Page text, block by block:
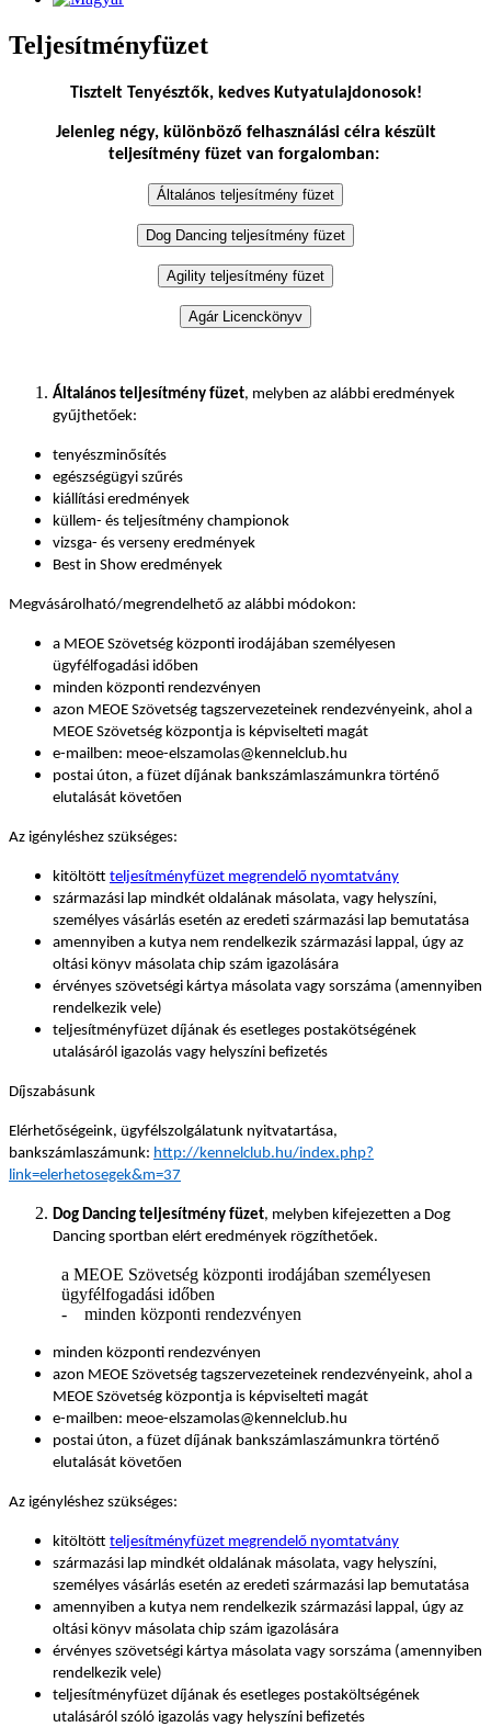
Teljesítményfüzet
Tisztelt Tenyésztők, kedves Kutyatulajdonosok!
Jelenleg négy, különböző felhasználási célra készült
teljesítmény füzet van forgalomban:
Általános teljesítmény füzet, melyben az alábbi eredmények
gyűjthetőek:
tenyészminősítés
egészségügyi szűrés
kiállítási eredmények
küllem- és teljesítmény championok
vizsga- és verseny eredmények
Best in Show eredmények
Megvásárolható/megrendelhető az alábbi módokon:
a MEOE Szövetség központi irodájában személyesen
ügyfélfogadási időben
minden központi rendezvényen
azon MEOE Szövetség tagszervezeteinek rendezvényeink, ahol a
MEOE Szövetség központja is képviselteti magát
e-mailben: meoe-elszamolas@kennelclub.hu
postai úton, a füzet díjának bankszámlaszámunkra történő
elutalását követően
Az igényléshez szükséges:
kitöltött teljesítményfüzet megrendelő nyomtatvány
származási lap mindkét oldalának másolata, vagy helyszíni,
személyes vásárlás esetén az eredeti származási lap bemutatása
amennyiben a kutya nem rendelkezik származási lappal, úgy az
oltási könyv másolata chip szám igazolására
érvényes szövetségi kártya másolata vagy sorszáma (amennyiben
rendelkezik vele)
teljesítményfüzet díjának és esetleges postakötségének
utalásáról igazolás vagy helyszíni befizetés
Díjszabásunk
Elérhetőségeink, ügyfélszolgálatunk nyitvatartása,
bankszámlaszámunk: http://kennelclub.hu/index.php?
link=elerhetosegek&m=37
Dog Dancing teljesítmény füzet, melyben kifejezetten a Dog
Dancing sportban elért eredmények rögzíthetőek.
a MEOE Szövetség központi irodájában személyesen
ügyfélfogadási időben
- minden központi rendezvényen
minden központi rendezvényen
azon MEOE Szövetség tagszervezeteinek rendezvényeink, ahol a
MEOE Szövetség központja is képviselteti magát
e-mailben: meoe-elszamolas@kennelclub.hu
postai úton, a füzet díjának bankszámlaszámunkra történő
elutalását követően
Az igényléshez szükséges:
kitöltött teljesítményfüzet megrendelő nyomtatvány
származási lap mindkét oldalának másolata, vagy helyszíni,
személyes vásárlás esetén az eredeti származási lap bemutatása
amennyiben a kutya nem rendelkezik származási lappal, úgy az
oltási könyv másolata chip szám igazolására
érvényes szövetségi kártya másolata vagy sorszáma (amennyiben
rendelkezik vele)
teljesítményfüzet díjának és esetleges postaköltségének
utalásáról szóló igazolás vagy helyszíni befizetés